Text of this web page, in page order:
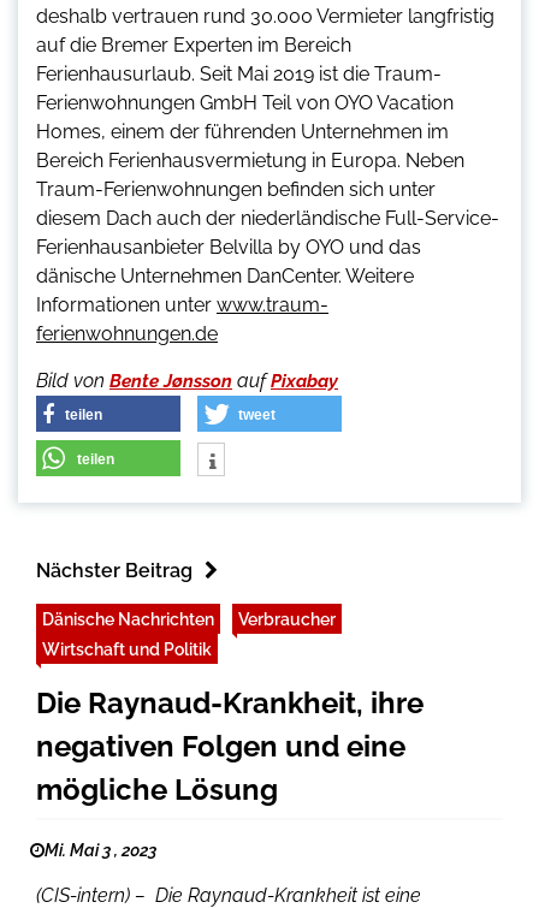
deshalb vertrauen rund 30.000 Vermieter langfristig
auf die Bremer Experten im Bereich
Ferienhausurlaub. Seit Mai 2019 ist die Traum-
Ferienwohnungen GmbH Teil von OYO Vacation
Homes, einem der führenden Unternehmen im
Bereich Ferienhausvermietung in Europa. Neben
Traum-Ferienwohnungen befinden sich unter
diesem Dach auch der niederländische Full-Service-
Ferienhausanbieter Belvilla by OYO und das
dänische Unternehmen DanCenter. Weitere
Informationen unter www.traum-
ferienwohnungen.de
Bild von Bente Jønsson aufPixabay
teilen tweet
teilen
Nächster Beitrag
Dänische Nachrichten
Verbraucher
Wirtschaft und Politik
Die Raynaud-Krankheit, ihre
negativen Folgen und eine
mögliche Lösung
Mi. Mai 3 , 2023
(CIS-intern) – Die Raynaud-Krankheit ist eine